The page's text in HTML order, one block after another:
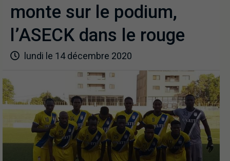
monte sur le podium,
l’ASECK dans le rouge
lundi le 14 décembre 2020